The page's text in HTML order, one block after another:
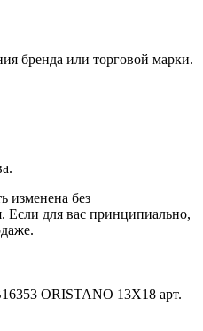
бренда или торговой марки.
изменена без
Если для вас принципиально,
ORISTANO 13X18 арт.